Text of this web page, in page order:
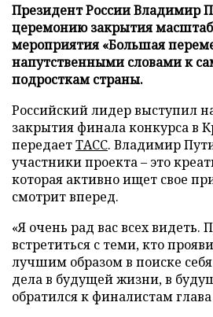
Президент России Владимир
церемонию закрытия
мероприятия «Большая
напутственными словами к
подросткам страны.
Российский лидер выступил
закрытия финала конкурса в
передаетТАСС. Владимир
участники проекта – это
которая активно ищет свое
смотрит вперед.
«Я очень рад вас всех видеть.
встретиться с теми, кто
лучшим образом в поиске себя
дела в будущей жизни, в
обратился к финалистам глава